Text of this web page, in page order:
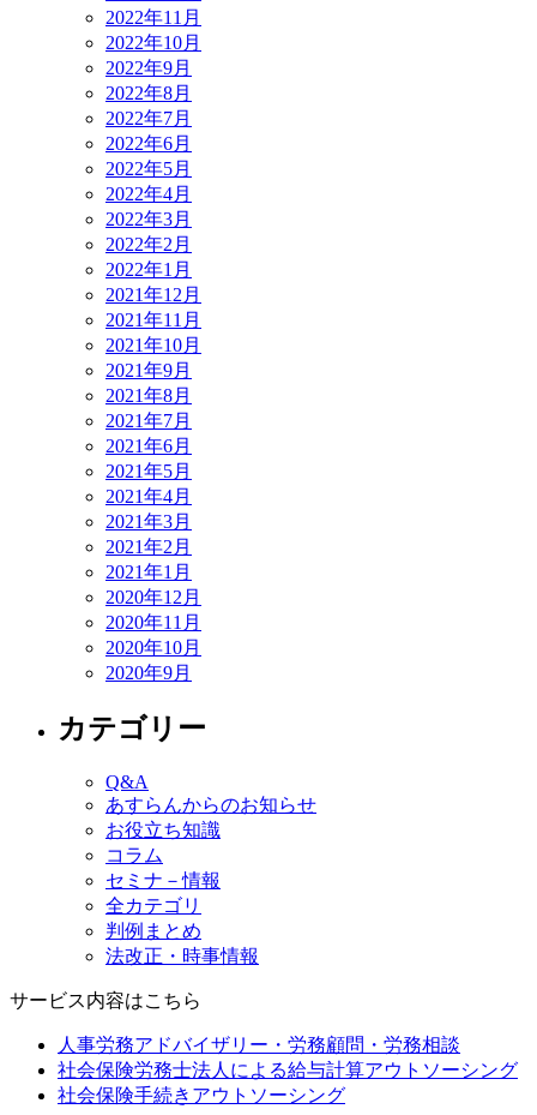
2022年11月
2022年10月
2022年9月
2022年8月
2022年7月
2022年6月
2022年5月
2022年4月
2022年3月
2022年2月
2022年1月
2021年12月
2021年11月
2021年10月
2021年9月
2021年8月
2021年7月
2021年6月
2021年5月
2021年4月
2021年3月
2021年2月
2021年1月
2020年12月
2020年11月
2020年10月
2020年9月
カテゴリー
Q&A
あすらんからのお知らせ
お役立ち知識
コラム
セミナ－情報
全カテゴリ
判例まとめ
法改正・時事情報
サービス内容はこちら
人事労務アドバイザリー・労務顧問・労務相談
社会保険労務士法人による給与計算アウトソーシング
社会保険手続きアウトソーシング